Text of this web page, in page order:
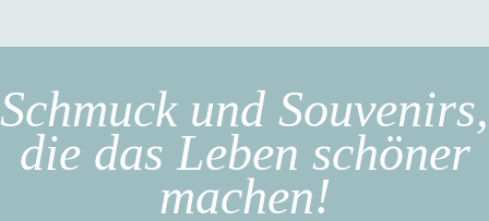
Schmuck und Souvenirs,
die das Leben schöner
machen!